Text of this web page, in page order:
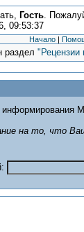
Гость.
09:53:37
Начало |
раздел"Рецензии
на то, что